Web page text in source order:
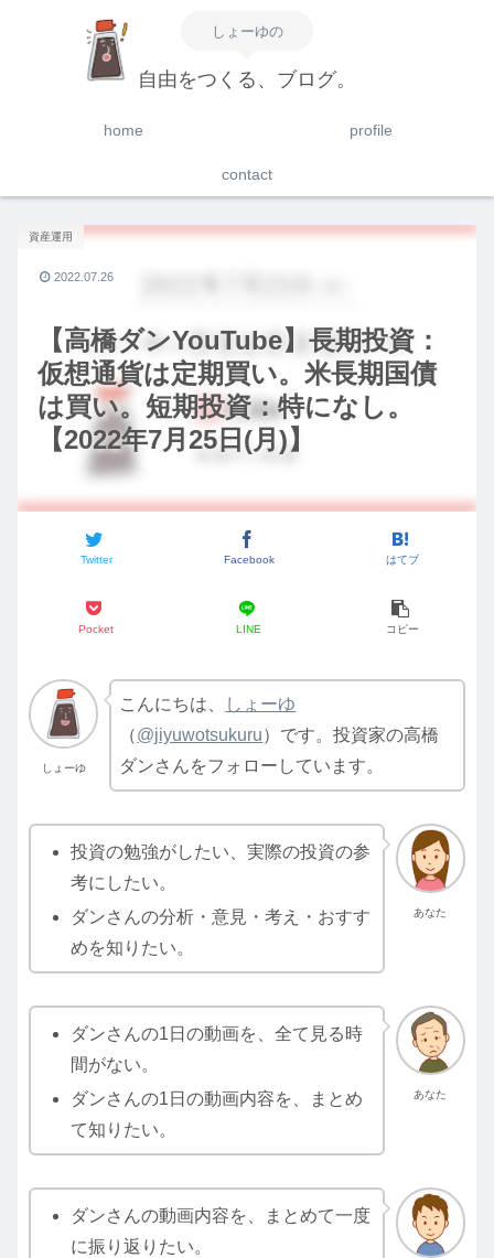
しょーゆの
自由をつくる、ブログ。
home profile
contact
【高橋ダンYouTube】長期投資：
仮想通貨は定期買い。米長期国債
は買い。短期投資：特になし。
【2022年7月25日(月)】
資産運用
Twitter Facebook はてブ
Pocket LINE コピー
2022.07.26
しょーゆ
こんにちは、
しょーゆ
（@jiyuwotsukuru）です。投資家の高橋
ダンさんをフォローしています。
あなた
投資の勉強がしたい、実際の投資の参
考にしたい。
ダンさんの分析・意見・考え・おすす
めを知りたい。
あなた
ダンさんの1日の動画を、全て見る時
間がない。
ダンさんの1日の動画内容を、まとめ
て知りたい。
ダンさんの動画内容を、まとめて一度
に振り返りたい。